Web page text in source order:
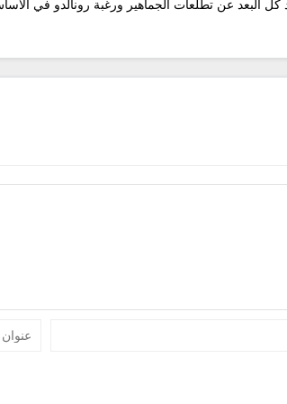
البعد عن تطلعات الجماهير ورغبة رونالدو في